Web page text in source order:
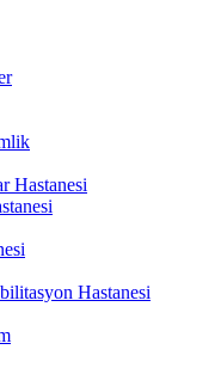
Hastanesi
Hastanesi